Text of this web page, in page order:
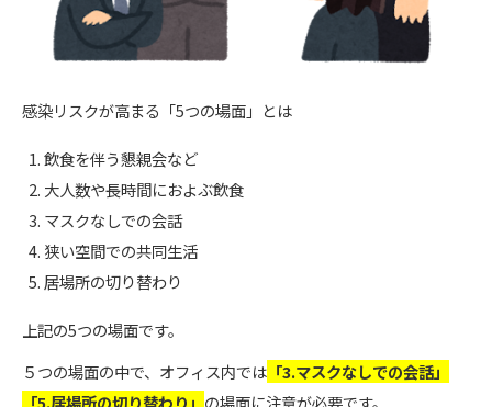
感染リスクが高まる「5つの場面」とは
飲食を伴う懇親会など
大人数や長時間におよぶ飲食
マスクなしでの会話
狭い空間での共同生活
居場所の切り替わり
上記の5つの場面です。
５つの場面の中で、オフィス内では 「3.マスクなしでの会話」
「5.居場所の切り替わり」 の場面に注意が必要です。